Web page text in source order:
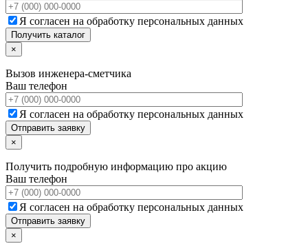
Я согласен на обработку персональных данных
×
Вызов инженера-сметчика
Ваш телефон
Я согласен на обработку персональных данных
×
Получить подробную информацию про акцию
Ваш телефон
Я согласен на обработку персональных данных
×